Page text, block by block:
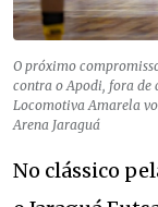
O próximo
contra o Apodi, fora de
Locomotiva Amarela
Arena Jaraguá
No clássico